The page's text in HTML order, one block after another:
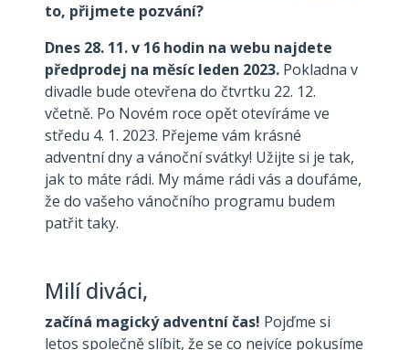
to, přijmete pozvání?
Dnes 28. 11. v 16 hodin na webu najdete
předprodej na měsíc leden 2023. Pokladna v
divadle bude otevřena do čtvrtku 22. 12.
včetně. Po Novém roce opět otevíráme ve
středu 4. 1. 2023. Přejeme vám krásné
adventní dny a vánoční svátky! Užijte si je tak,
jak to máte rádi. My máme rádi vás a doufáme,
že do vašeho vánočního programu budem
patřit taky.
Milí diváci,
začíná magický adventní čas! Pojďme si
letos společně slíbit, že se co nejvíce pokusíme